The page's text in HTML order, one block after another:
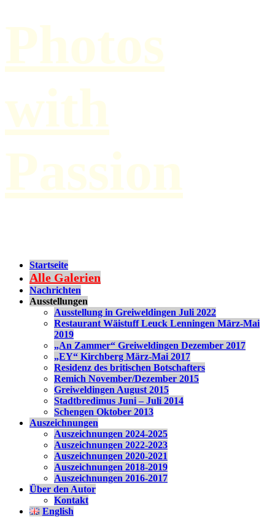
Photos
with
Passion
Startseite
Alle Galerien
Nachrichten
Ausstellungen
Ausstellung in Greiweldingen Juli 2022
Restaurant Wäistuff Leuck Lenningen März-Mai
2019
„An Zammer“ Greiweldingen Dezember 2017
„EY“ Kirchberg März-Mai 2017
Residenz des britischen Botschafters
Remich November/Dezember 2015
Greiweldingen August 2015
Stadtbredimus Juni – Juli 2014
Schengen Oktober 2013
Auszeichnungen
Auszeichnungen 2024-2025
Auszeichnungen 2022-2023
Auszeichnungen 2020-2021
Auszeichnungen 2018-2019
Auszeichnungen 2016-2017
Über den Autor
Kontakt
English